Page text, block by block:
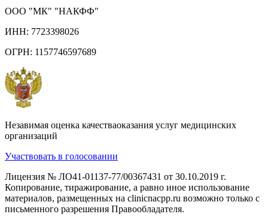
ООО "МК" "НАКФФ"
ИНН: 7723398026
ОГРН: 1157746597689
Незавимая оценка качестваоказания услуг медицинских
организаций
Участвовать в голосовании
Лицензия № ЛО41-01137-77/00367431 от 30.10.2019 г.
Копирование, тиражирование, а равно иное использование
материалов, размещенных на clinicnacpp.ru возможно только с
письменного разрешения Правообладателя.